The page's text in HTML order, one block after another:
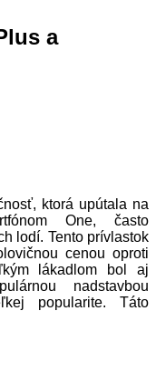
a
ktorá upútala na
One, často
lodí. Tento prívlastok
cenou oproti
lákadlom bol aj
nadstavbou
popularite. Táto